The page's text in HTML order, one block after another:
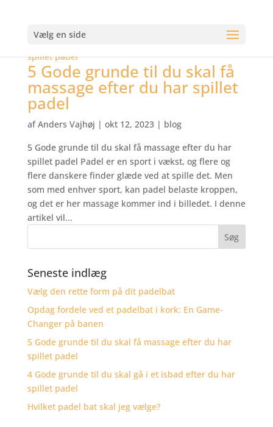
Vælg en side
5 Gode grunde til du skal få
massage efter du har spillet
padel
afAnders Vajhøj | okt 12, 2023| blog
5 Gode grunde til du skal få massage efter du har
spillet padel Padel er en sport i vækst, og flere og
flere danskere finder glæde ved at spille det. Men
som med enhver sport, kan padel belaste kroppen,
og det er her massage kommer ind i billedet. I denne
artikel vil...
Seneste indlæg
Vælg den rette form på dit padelbat
Opdag fordele ved et padelbat i kork: En Game-
Changer på banen
5 Gode grunde til du skal få massage efter du har
spillet padel
4 Gode grunde til du skal gå i et isbad efter du har
spillet padel
Hvilket padel bat skal jeg vælge?